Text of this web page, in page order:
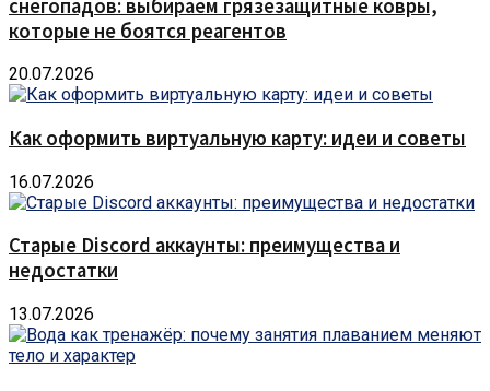
снегопадов: выбираем грязезащитные ковры,
которые не боятся реагентов
20.07.2026
Как оформить виртуальную карту: идеи и советы
16.07.2026
Старые Discord аккаунты: преимущества и
недостатки
13.07.2026